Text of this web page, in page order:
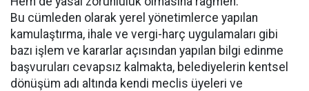
Bu cümleden olarak yerel yönetimlerce yapılan
kamulaştırma, ihale ve vergi-harç uygulamaları gibi
bazı işlem ve kararlar açısından yapılan bilgi edinme
başvuruları cevapsız kalmakta, belediyelerin kentsel
dönüşüm adı altında kendi meclis üyeleri ve